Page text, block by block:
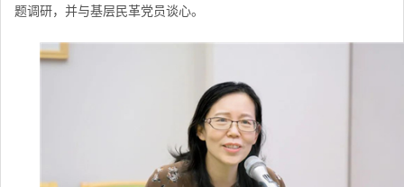
题调研，并与基层民革党员谈心。